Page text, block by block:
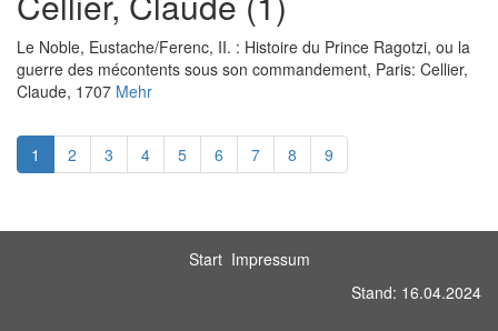
Le Noble, Eustache/Ferenc, II. : Histoire du Prince Ragotzi, ou la
guerre des mécontents sous son commandement, Paris: Cellier,
Claude, 1707 Mehr
1 2 3 4 5 6 7 8 9
Start Impressum
Stand: 16.04.2024